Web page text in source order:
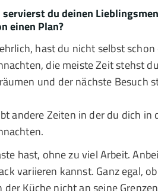
servierst du deinen
einen Plan?
hast du nicht selbst
die meiste Zeit stehst
und der nächste Besuch
andere Zeiten in der du dich in
hast, ohne zu viel Arbeit.
variieren kannst. Ganz egal,
Küche nicht an seine